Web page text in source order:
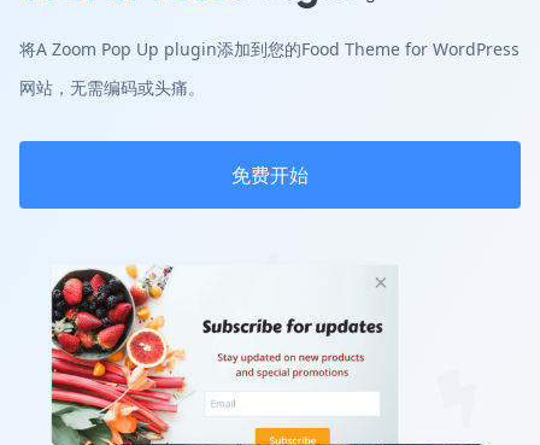
将A Zoom Pop Up plugin添加到您的Food Theme for WordPress
网站，无需编码或头痛。
免费开始